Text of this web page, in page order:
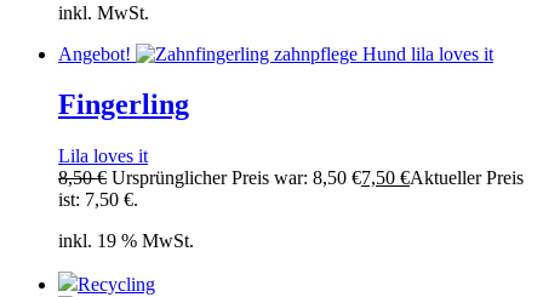
inkl. MwSt.
Angebot!
Fingerling
Lila loves it
8,50€ Ursprünglicher Preis war: 8,50 €7,50 €Aktueller Preis
ist: 7,50 €.
inkl. 19 % MwSt.
Recycling